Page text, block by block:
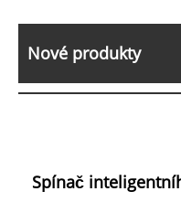
Nové produkty
Spínač